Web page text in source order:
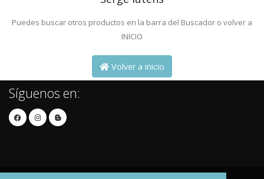
Puedes buscar otros productos en la barra del Buscador o volver a
INICIO
Volver a inicio
Síguenos en: